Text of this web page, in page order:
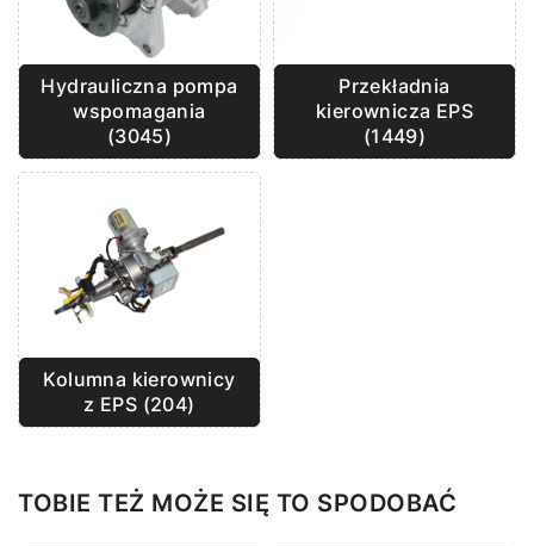
Hydrauliczna pompa
wspomagania
(3045)
Przekładnia
kierownicza EPS
(1449)
Kolumna kierownicy
z EPS (204)
TOBIE TEŻ MOŻE SIĘ TO SPODOBAĆ